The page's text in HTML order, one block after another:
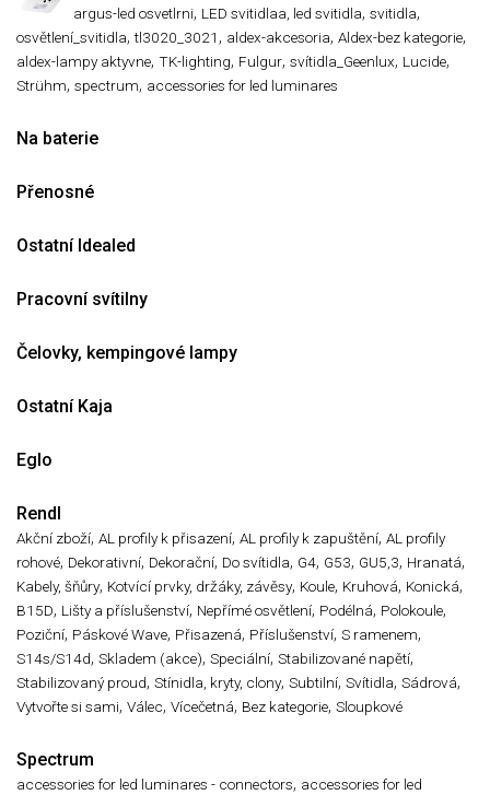
argus-led osvetlrni, LED svitidlaa, led svitidla, svitidla,
osvětlení_svitidla,tl3020_3021 , aldex-akcesoria, Aldex-bez kategorie,
aldex-lampy aktyvne, TK-lighting, Fulgur, svítidla_Geenlux, Lucide,
Strühm, spectrum, accessories for led luminares
Na baterie
Přenosné
Ostatní Idealed
Pracovní svítilny
Čelovky, kempingové lampy
Ostatní Kaja
Eglo
Rendl
Akční zboží, AL profily k přisazení, AL profily k zapuštění, AL profily
rohové, Dekorativní, Dekorační, Do svítidla, G4, G53, GU5,3, Hranatá,
Kabely, šňůry, Kotvící prvky, držáky, závěsy, Koule, Kruhová, Konická,
B15D, Lišty a příslušenství, Nepřímé osvětlení, Podélná, Polokoule,
Poziční, Páskové Wave, Přisazená, Příslušenství, S ramenem,
S14s/S14d, Skladem (akce), Speciální, Stabilizované napětí,
Stabilizovaný proud, Stínidla, kryty, clony, Subtilní, Svítidla, Sádrová,
Vytvořte si sami, Válec, Vícečetná, Bez kategorie, Sloupkové
Spectrum
accessories for led luminares - connectors, accessories for led